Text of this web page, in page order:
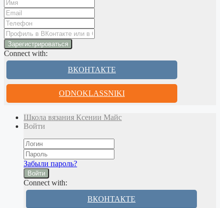
Connect with:
ВКОНТАКТЕ
ODNOKLASSNIKI
Школа вязания Ксении Майс
Войти
Забыли пароль?
Войти
Connect with:
ВКОНТАКТЕ